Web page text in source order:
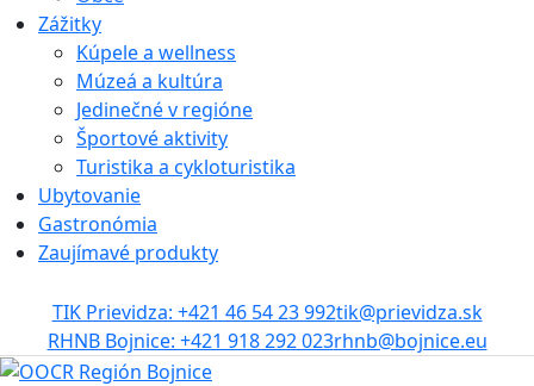
Zážitky
Kúpele a wellness
Múzeá a kultúra
Jedinečné v regióne
Športové aktivity
Turistika a cykloturistika
Ubytovanie
Gastronómia
Zaujímavé produkty
TIK Prievidza: +421 46 54 23 992tik@prievidza.sk
RHNB Bojnice: +421 918 292 023rhnb@bojnice.eu